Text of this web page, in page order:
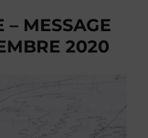
– MESSAGE
2020